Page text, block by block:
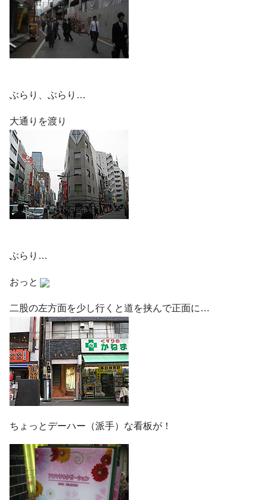
ぶらり、ぶらり…
大通りを渡り
ぶらり…
おっと
二股の左方面を少し行くと道を挟んで正面に…
ちょっとデーハー（派手）な看板が！